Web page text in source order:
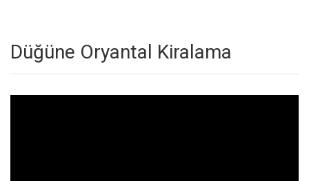
Düğüne Oryantal Kiralama